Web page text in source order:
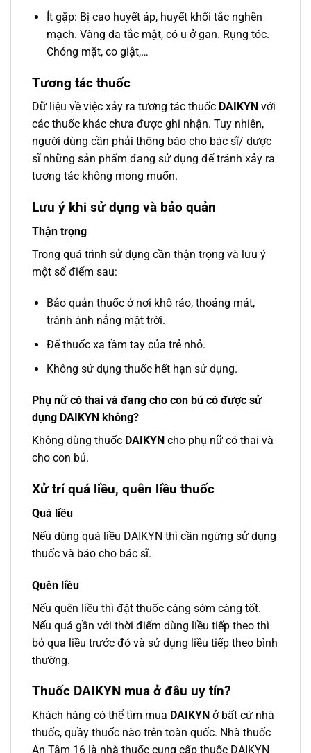
Ít gặp: Bị cao huyết áp, huyết khối tắc nghẽn
mạch. Vàng da tắc mật, có u ở gan. Rụng tóc.
Chóng mặt, co giật,…
Tương tác thuốc
Dữ liệu về việc xảy ra tương tác thuốc DAIKYN với
các thuốc khác chưa được ghi nhận. Tuy nhiên,
người dùng cần phải thông báo cho bác sĩ/ dược
sĩ những sản phẩm đang sử dụng để tránh xảy ra
tương tác không mong muốn.
Lưu ý khi sử dụng và bảo quản
Thận trọng
Trong quá trình sử dụng cần thận trọng và lưu ý
một số điểm sau:
Bảo quản thuốc ở nơi khô ráo, thoáng mát,
tránh ánh nắng mặt trời.
Để thuốc xa tầm tay của trẻ nhỏ.
Không sử dụng thuốc hết hạn sử dụng.
Phụ nữ có thai và đang cho con bú có được sử
dụng DAIKYN không?
Không dùng thuốc DAIKYN cho phụ nữ có thai và
cho con bú.
Xử trí quá liều, quên liều thuốc
Quá liều
Nếu dùng quá liều DAIKYN thì cần ngừng sử dụng
thuốc và báo cho bác sĩ.
Quên liều
Nếu quên liều thì đặt thuốc càng sớm càng tốt.
Nếu quá gần với thời điểm dùng liều tiếp theo thì
bỏ qua liều trước đó và sử dụng liều tiếp theo bình
thường.
Thuốc DAIKYN mua ở đâu uy tín?
Khách hàng có thể tìm mua DAIKYN ở bất cứ nhà
thuốc, quầy thuốc nào trên toàn quốc. Nhà thuốc
An Tâm 16 là nhà thuốc cung cấp thuốc DAIKYN